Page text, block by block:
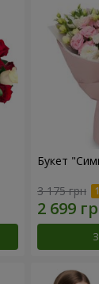
Букет
3 175 грн